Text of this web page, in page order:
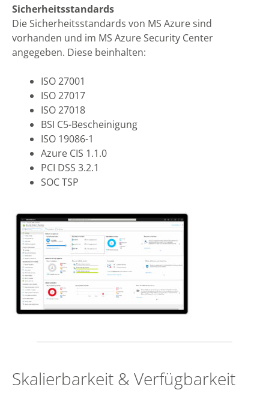
Sicherheitsstandards
Die Sicherheitsstandards von MS Azure sind
vorhanden und im MS Azure Security Center
angegeben. Diese beinhalten:
ISO 27001
ISO 27017
ISO 27018
BSI C5-Bescheinigung
ISO 19086-1
Azure CIS 1.1.0
PCI DSS 3.2.1
SOC TSP
Skalierbarkeit & Verfügbarkeit